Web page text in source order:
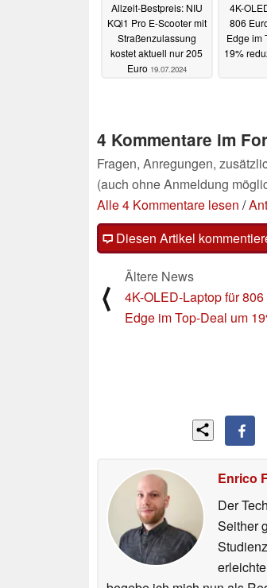
Allzeit-Bestpreis: NIU
KQi1 Pro E-Scooter mit
Straßenzulassung
kostet aktuell nur 205
Euro 19.07.2024
4K-
806
Edge im
19%
4 Kommentare im
Fragen, Anregungen,
(auch ohne Anmeldung
Alle 4 Kommentare lesen /
Diesen Artikel
⟨
Ältere News
4K-OLED-Laptop für
Edge im Top-Deal um
Enrico
Der
Seither